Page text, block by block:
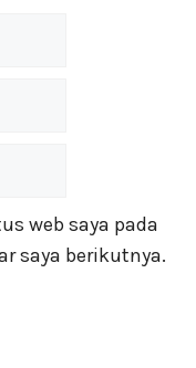
web saya pada
saya berikutnya.